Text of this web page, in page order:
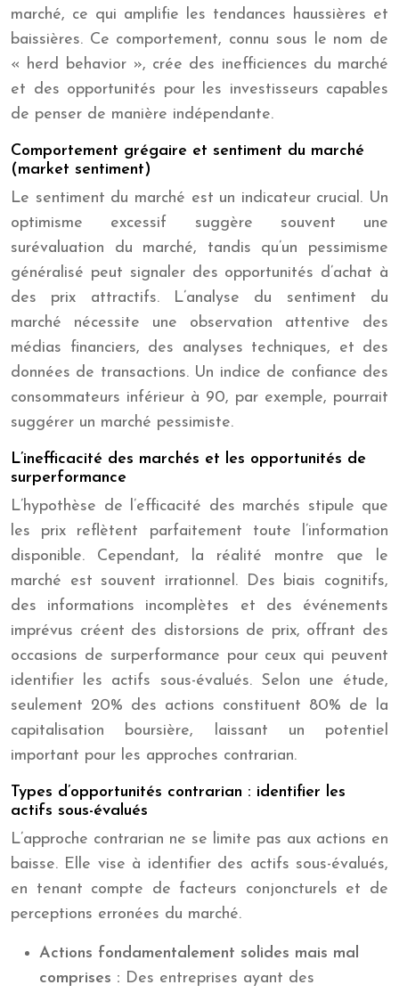
marché, ce qui amplifie les tendances haussières et
baissières. Ce comportement, connu sous le nom de
« herd behavior », crée des inefficiences du marché
et des opportunités pour les investisseurs capables
de penser de manière indépendante.
Comportement grégaire et sentiment du marché
(market sentiment)
Le sentiment du marché est un indicateur crucial. Un
optimisme excessif suggère souvent une
surévaluation du marché, tandis qu’un pessimisme
généralisé peut signaler des opportunités d’achat à
des prix attractifs. L’analyse du sentiment du
marché nécessite une observation attentive des
médias financiers, des analyses techniques, et des
données de transactions. Un indice de confiance des
consommateurs inférieur à 90, par exemple, pourrait
suggérer un marché pessimiste.
L’inefficacité des marchés et les opportunités de
surperformance
L’hypothèse de l’efficacité des marchés stipule que
les prix reflètent parfaitement toute l’information
disponible. Cependant, la réalité montre que le
marché est souvent irrationnel. Des biais cognitifs,
des informations incomplètes et des événements
imprévus créent des distorsions de prix, offrant des
occasions de surperformance pour ceux qui peuvent
identifier les actifs sous-évalués. Selon une étude,
seulement 20% des actions constituent 80% de la
capitalisation boursière, laissant un potentiel
important pour les approches contrarian.
Types d’opportunités contrarian : identifier les
actifs sous-évalués
L’approche contrarian ne se limite pas aux actions en
baisse. Elle vise à identifier des actifs sous-évalués,
en tenant compte de facteurs conjoncturels et de
perceptions erronées du marché.
Actions fondamentalement solides mais mal
comprises : Des entreprises ayant des